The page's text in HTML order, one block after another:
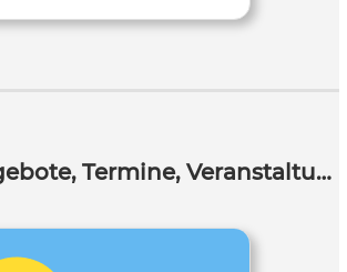
Bildungsangebote, Termine, Veranstaltungen